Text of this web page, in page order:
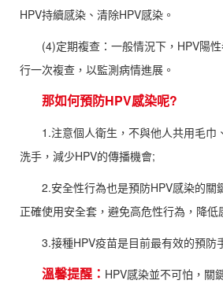
HPV持續感染、清除HPV感染。
(4)定期複查：一般情況下，HPV陽性
行一次複查，以監測病情進展。
那如何預防HPV感染呢?
1.注意個人衛生，不與他人共用毛巾
洗手，減少HPV的傳播機會;
2.安全性行為也是預防HPV感染的關
正確使用安全套，避免高危性行為，降低
3.接種HPV疫苗是目前最有效的預防
溫馨提醒： HPV感染並不可怕，關